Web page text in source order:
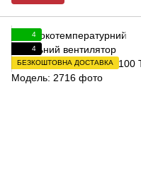
4
4
БЕЗКОШТОВНА ДОСТАВКА